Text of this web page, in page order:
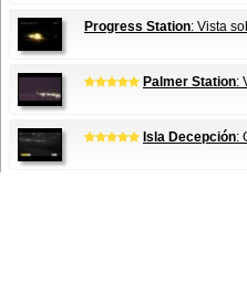
Progress Station: Vista
Palmer Station:
Isla Decepción: